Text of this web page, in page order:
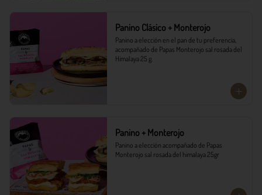
Panino Clásico + Monterojo
Panino a elección en el pan de tu preferencia,
acompañado de Papas Monterojo sal rosada del
Himalaya 25 g.
Panino + Monterojo
Panino a elección acompañado de Papas
Monterojo sal rosada del himalaya 25gr